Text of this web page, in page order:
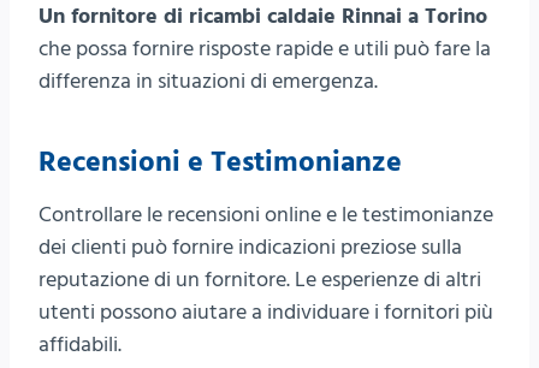
Un fornitore di ricambi caldaie Rinnai a Torino
che possa fornire risposte rapide e utili può fare la
differenza in situazioni di emergenza.
Recensioni e Testimonianze
Controllare le recensioni online e le testimonianze
dei clienti può fornire indicazioni preziose sulla
reputazione di un fornitore. Le esperienze di altri
utenti possono aiutare a individuare i fornitori più
affidabili.